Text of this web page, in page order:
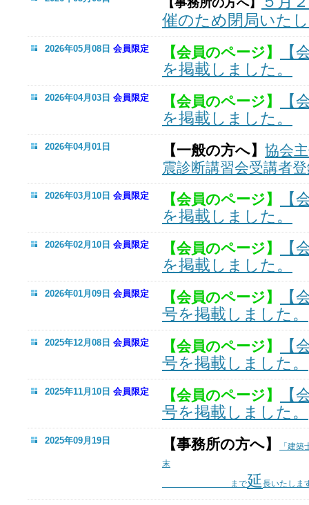
催のため閉局いた
2026年05月08日 会員限定 【会員のページ】
【
を掲載しました。
2026年04月03日 会員限定 【会員のページ】
【
を掲載しました。
2026年04月01日 【一般の方へ】 協会
震診断講習会受講者
2026年03月10日 会員限定 【会員のページ】
【
を掲載しました。
2026年02月10日 会員限定 【会員のページ】
【
を掲載しました。
2026年01月09日 会員限定 【会員のページ】
【
号を掲載しました。
2025年12月08日 会員限定 【会員のページ】
【
号を掲載しました。
2025年11月10日 会員限定 【会員のページ】
【
号を掲載しました。
2025年09月19日 【事務所の方へ】
「建
末
まで延長いたしま